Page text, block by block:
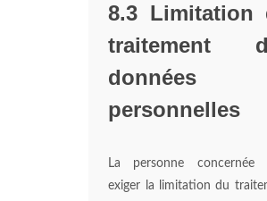
8.3 Limitation
traitement
données
personnelles
La personne concernée
exiger la limitation du